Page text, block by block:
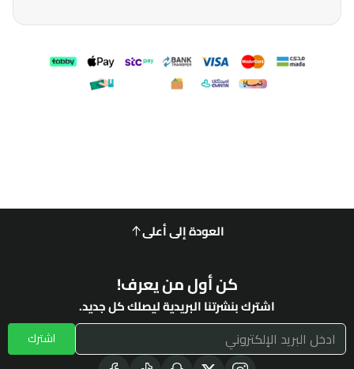
العودة إلى أعلى
كن أول من يعرف!
اشترك بنشرتنا البريدية ليصلك كل جديد.
اشترك